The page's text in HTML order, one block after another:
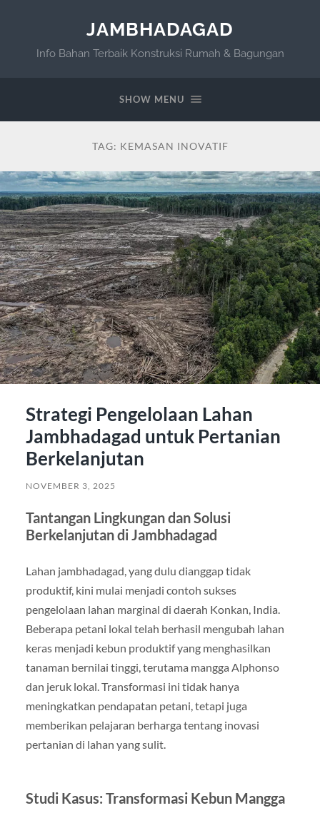
JAMBHADAGAD
Info Bahan Terbaik Konstruksi Rumah & Bagungan
SHOW MENU
TAG: KEMASAN INOVATIF
Strategi Pengelolaan Lahan
Jambhadagad untuk Pertanian
Berkelanjutan
NOVEMBER 3, 2025
Tantangan Lingkungan dan Solusi
Berkelanjutan di Jambhadagad
Lahan jambhadagad, yang dulu dianggap tidak
produktif, kini mulai menjadi contoh sukses
pengelolaan lahan marginal di daerah Konkan, India.
Beberapa petani lokal telah berhasil mengubah lahan
keras menjadi kebun produktif yang menghasilkan
tanaman bernilai tinggi, terutama mangga Alphonso
dan jeruk lokal. Transformasi ini tidak hanya
meningkatkan pendapatan petani, tetapi juga
memberikan pelajaran berharga tentang inovasi
pertanian di lahan yang sulit.
Studi Kasus: Transformasi Kebun Mangga